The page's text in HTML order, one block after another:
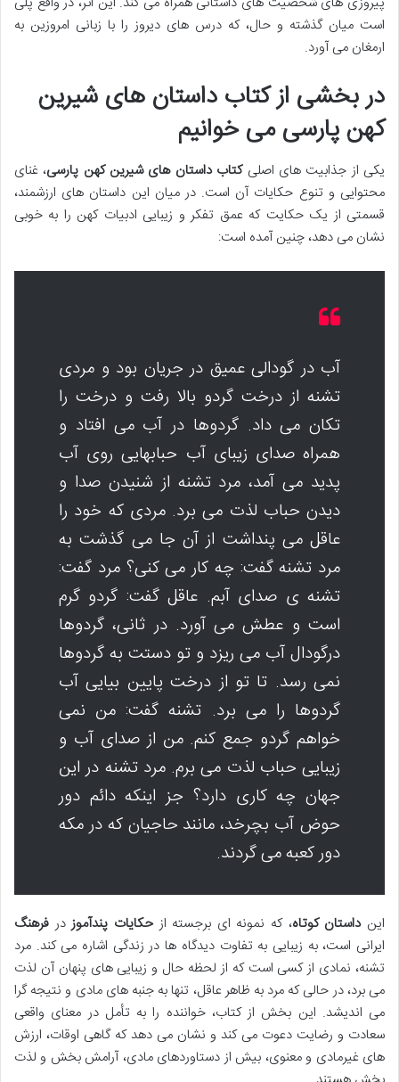
است میان گذشته و حال، که درس های دیروز را با زبانی امروزین به
ارمغان می آورد.
در بخشی از کتاب داستان های شیرین
کهن پارسی می خوانیم
یکی از جذابیت های اصلیکتاب داستان های شیرین کهن پارسی، غنای
محتوایی و تنوع حکایات آن است. در میان این داستان های ارزشمند،
قسمتی از یک حکایت که عمق تفکر و زیبایی ادبیات کهن را به خوبی
نشان می دهد، چنین آمده است:
آب در گودالی عمیق در جریان بود و مردی
تشنه از درخت گردو بالا رفت و درخت را
تکان می داد. گردوها در آب می افتاد و
همراه صدای زیبای آب حبابهایی روی آب
پدید می آمد، مرد تشنه از شنیدن صدا و
دیدن حباب لذت می برد. مردی که خود را
عاقل می پنداشت از آن جا می گذشت به
مرد تشنه گفت: چه کار می کنی؟ مرد گفت:
تشنه ی صدای آبم. عاقل گفت: گردو گرم
است و عطش می آورد. در ثانی، گردوها
درگودال آب می ریزد و تو دستت به گردوها
نمی رسد. تا تو از درخت پایین بیایی آب
گردوها را می برد. تشنه گفت: من نمی
خواهم گردو جمع کنم. من از صدای آب و
زیبایی حباب لذت می برم. مرد تشنه در این
جهان چه کاری دارد؟ جز اینکه دائم دور
حوض آب بچرخد، مانند حاجیان که در مکه
دور کعبه می گردند.
اینداستان کوتاه، که نمونه ای برجسته ازحکایات پندآموزدر فرهنگ
ایرانی است، به زیبایی به تفاوت دیدگاه ها در زندگی اشاره می کند. مرد
تشنه، نمادی از کسی است که از لحظه حال و زیبایی های پنهان آن لذت
می برد، در حالی که مرد به ظاهر عاقل، تنها به جنبه های مادی و نتیجه گرا
می اندیشد. این بخش از کتاب، خواننده را به تأمل در معنای واقعی
سعادت و رضایت دعوت می کند و نشان می دهد که گاهی اوقات، ارزش
های غیرمادی و معنوی، بیش از دستاوردهای مادی، آرامش بخش و لذت